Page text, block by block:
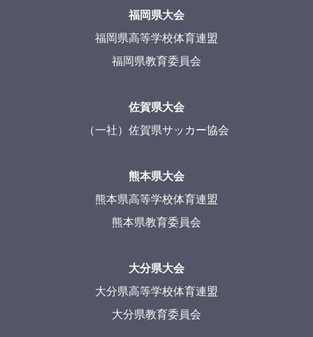
福岡県大会
福岡県高等学校体育連盟
福岡県教育委員会
佐賀県大会
（一社）佐賀県サッカー協会
熊本県大会
熊本県高等学校体育連盟
熊本県教育委員会
大分県大会
大分県高等学校体育連盟
大分県教育委員会